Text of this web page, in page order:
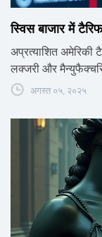
स्विस बाजार में
अप्रत्याशित अमेरिकी
लक्जरी और
अगस्त ०५, २०२५